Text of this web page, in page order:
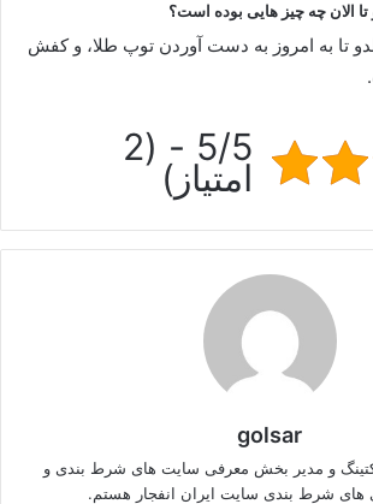
تا الان چه چیز هایی بوده است؟
تا به امروز به دست آوردن توپ طلا، و کفش
5/5 - (2
امتیاز)
golsar
و مدیر بخش معرفی سایت های شرط بندی و
های شرط بندی سایت ایران انفجار هستم.